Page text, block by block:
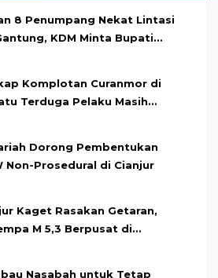
8 Penumpang Nekat Lintasi
KDM Minta Bupati
Komplotan Curanmor di
Terduga Pelaku Masih
Dorong Pembentukan
Non-Prosedural di Cianjur
Kaget Rasakan Getaran,
M 5,3 Berpusat di
Nasabah untuk Tetap